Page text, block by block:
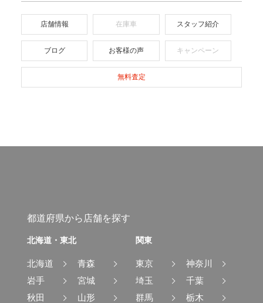
店舗情報 在庫車 スタッフ紹介
ブログ お客様の声 キャンペーン
無料査定
都道府県から店舗を探す
北海道・東北
北海道
青森
岩手
宮城
秋田
山形
関東
東京
神奈川
埼玉
千葉
群馬
栃木